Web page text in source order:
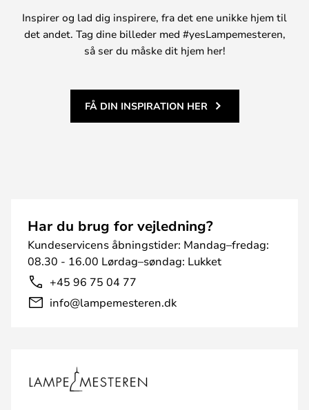
Inspirer og lad dig inspirere, fra det ene unikke hjem til
det andet. Tag dine billeder med #yesLampemesteren,
så ser du måske dit hjem her!
FÅ DIN INSPIRATION HER
Har du brug for vejledning?
Kundeservicens åbningstider: Mandag–fredag:
08.30 - 16.00 Lørdag–søndag: Lukket
+45 96 75 04 77
info@lampemesteren.dk